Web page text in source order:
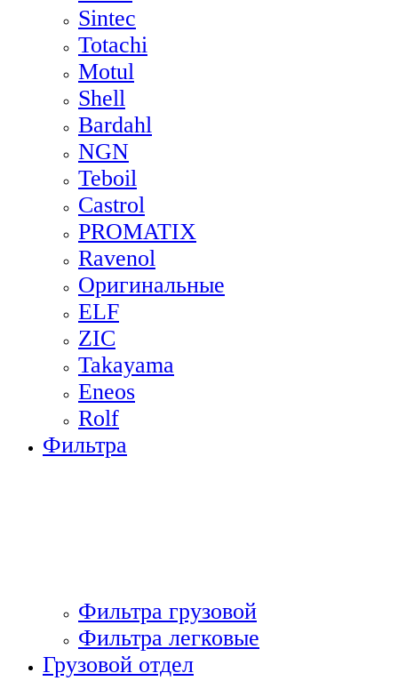
Sintec
Totachi
Motul
Shell
Bardahl
NGN
Teboil
Castrol
PROMATIX
Ravenol
Оригинальные
ELF
ZIC
Takayama
Eneos
Rolf
Фильтра
Фильтра грузовой
Фильтра легковые
Грузовой отдел